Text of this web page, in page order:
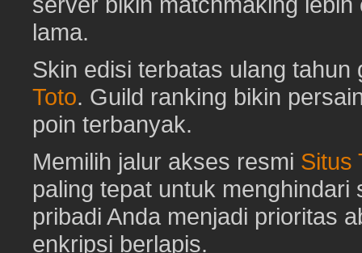
lama.
Skin edisi terbatas ulang
Toto. Guild ranking bikin
poin terbanyak.
Memilih jalur akses resmi Situs
paling tepat untuk
pribadi Anda menjadi prioritas
enkripsi berlapis.